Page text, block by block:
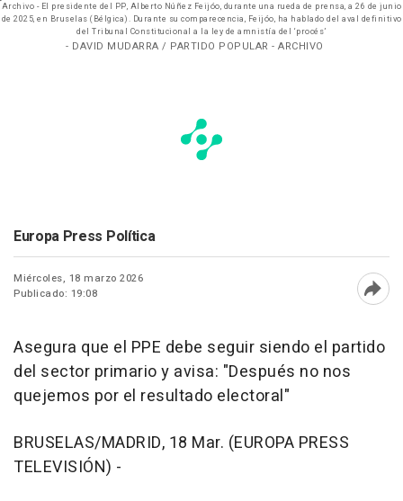
Archivo - El presidente del PP, Alberto Núñez Feijóo, durante una rueda de prensa, a 26 de junio
de 2025, en Bruselas (Bélgica). Durante su comparecencia, Feijóo, ha hablado del aval definitivo
del Tribunal Constitucional a la ley de amnistía del ‘procés’
- DAVID MUDARRA / PARTIDO POPULAR - ARCHIVO
Europa Press Política
Miércoles, 18 marzo 2026
Publicado: 19:08
Asegura que el PPE debe seguir siendo el partido
del sector primario y avisa: "Después no nos
quejemos por el resultado electoral"
BRUSELAS/MADRID, 18 Mar. (EUROPA PRESS
TELEVISIÓN) -